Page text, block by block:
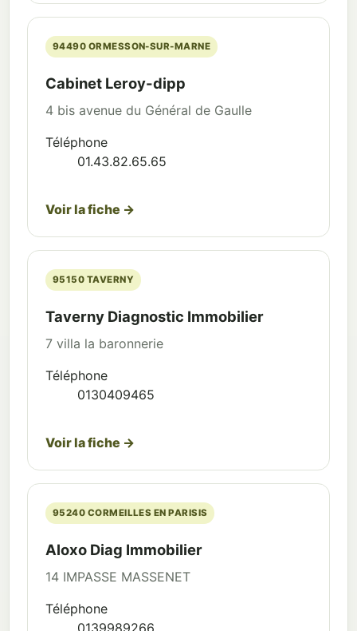
94490 ORMESSON-SUR-MARNE
Cabinet Leroy-dipp
4 bis avenue du Général de Gaulle
Téléphone
01.43.82.65.65
Voir la fiche →
95150 TAVERNY
Taverny Diagnostic Immobilier
7 villa la baronnerie
Téléphone
0130409465
Voir la fiche →
95240 CORMEILLES EN PARISIS
Aloxo Diag Immobilier
14 IMPASSE MASSENET
Téléphone
0139989266